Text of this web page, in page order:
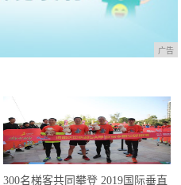
广告
300名梯客共同攀登 2019国际垂直